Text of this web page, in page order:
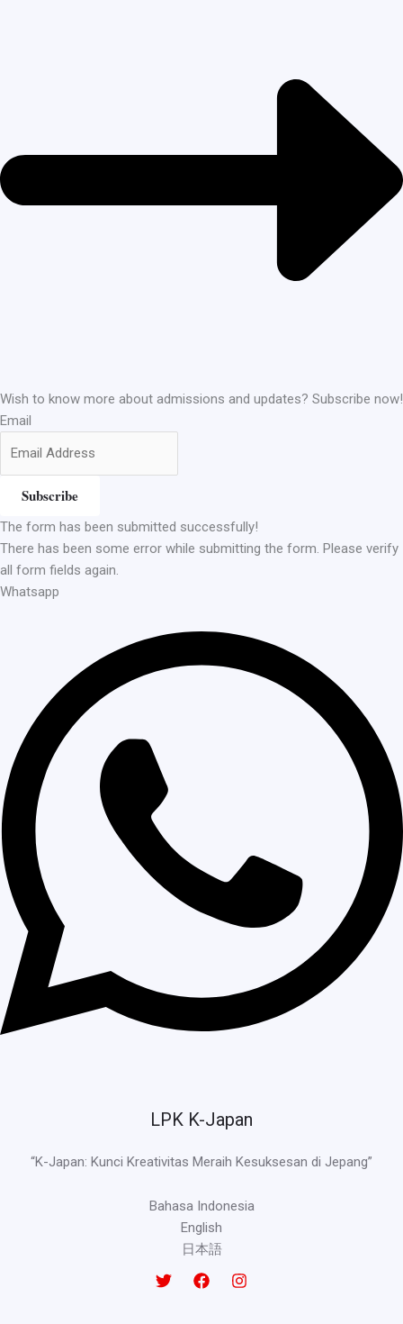
Wish to know more about admissions and updates? Subscribe now!
Email
Subscribe
The form has been submitted successfully!
There has been some error while submitting the form. Please verify
all form fields again.
Whatsapp
LPK K-Japan
“K-Japan: Kunci Kreativitas Meraih Kesuksesan di Jepang”
Bahasa Indonesia
English
日本語